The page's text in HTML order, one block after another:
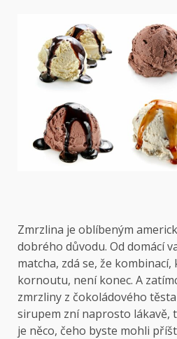
Zmrzlina je oblíbeným
dobrého důvodu. Od domácí
matcha, zdá se, že
kornoutu, není konec. A
zmrzliny z čokoládového
sirupem zní naprosto
je něco, čeho byste mohli